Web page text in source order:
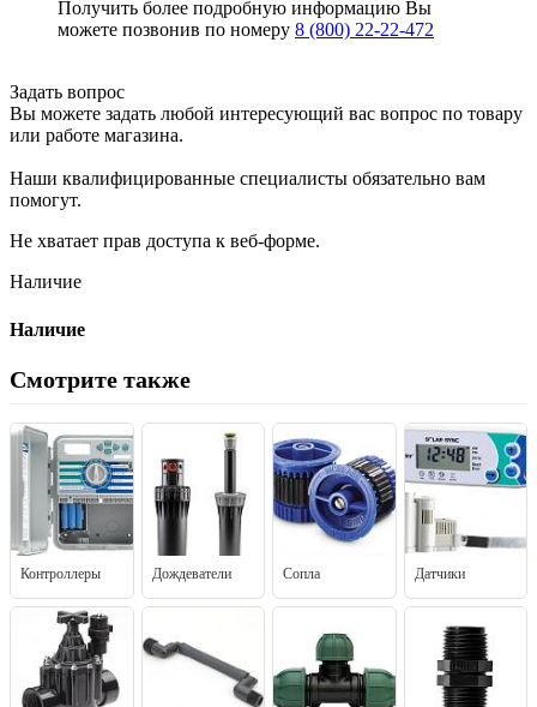
Получить более подробную информацию Вы
можете позвонив по номеру 8 (800) 22-22-472
Задать вопрос
Вы можете задать любой интересующий вас вопрос по товару
или работе магазина.
Наши квалифицированные специалисты обязательно вам
помогут.
Не хватает прав доступа к веб-форме.
Наличие
Наличие
Смотрите также
Контроллеры Дождеватели Сопла Датчики